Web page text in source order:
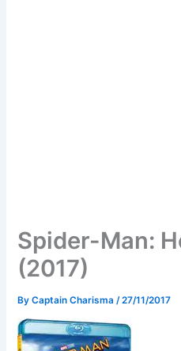
Spider-Man:
(2017)
ByCaptain Charisma /27/11/2017